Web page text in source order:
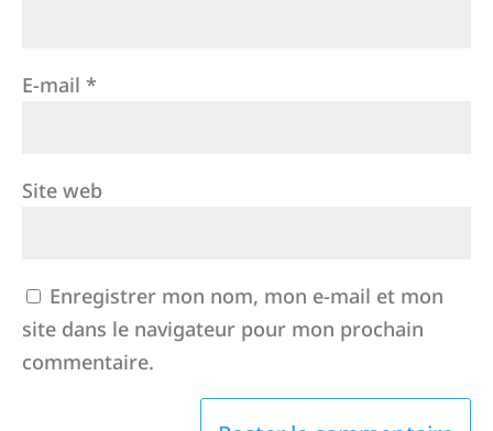
E-mail *
Site web
Enregistrer mon nom, mon e-mail et mon
site dans le navigateur pour mon prochain
commentaire.